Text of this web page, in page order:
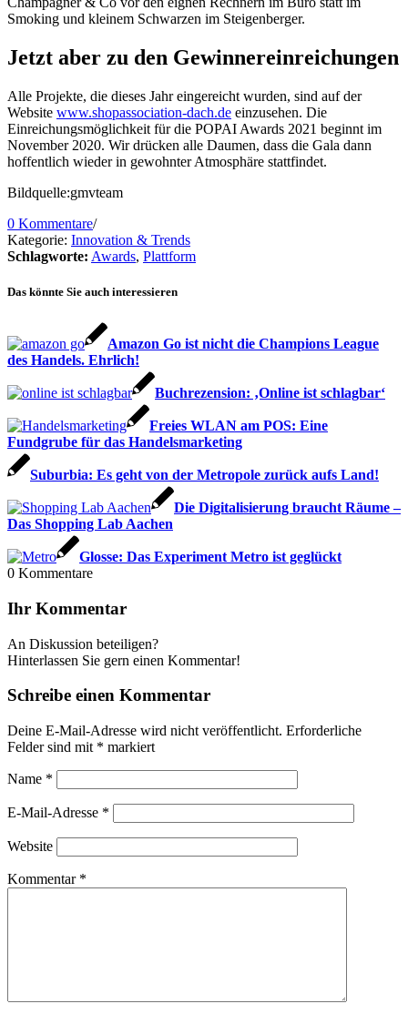
Smoking und kleinem Schwarzen im Steigenberger.
Jetzt aber zu den Gewinnereinreichungen
Alle Projekte, die dieses Jahr eingereicht wurden, sind auf der
Website www.shopassociation-dach.de einzusehen. Die
Einreichungsmöglichkeit für die POPAI Awards 2021 beginnt im
November 2020. Wir drücken alle Daumen, dass die Gala dann
hoffentlich wieder in gewohnter Atmosphäre stattfindet.
Bildquelle:gmvteam
0 Kommentare/
Kategorie: Innovation & Trends
Schlagworte: Awards, Plattform
Das könnte Sie auch interessieren
Amazon Go ist nicht die Champions League
des Handels. Ehrlich!
Buchrezension: ‚Online ist schlagbar‘
Freies WLAN am POS: Eine
Fundgrube für das Handelsmarketing
Suburbia: Es geht von der Metropole zurück aufs Land!
Die Digitalisierung braucht Räume –
Das Shopping Lab Aachen
Glosse: Das Experiment Metro ist geglückt
0 Kommentare
Ihr Kommentar
An Diskussion beteiligen?
Hinterlassen Sie gern einen Kommentar!
Schreibe einen Kommentar
Deine E-Mail-Adresse wird nicht veröffentlicht. Erforderliche
Felder sind mit * markiert
Name *
E-Mail-Adresse *
Website
Kommentar *